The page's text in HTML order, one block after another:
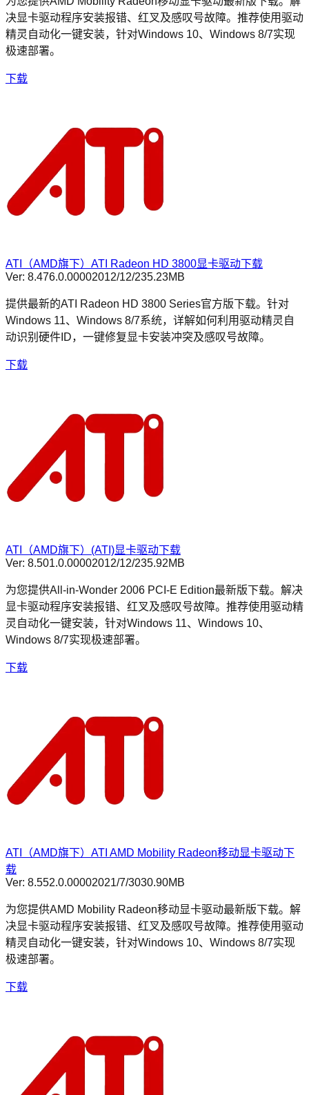
决显卡驱动程序安装报错、红叉及感叹号故障。推荐使用驱动
精灵自动化一键安装，针对Windows 10、Windows 8/7实现
极速部署。
下载
ATI（AMD旗下）ATI Radeon HD 3800显卡驱动下载
Ver: 8.476.0.00002012/12/235.23MB
提供最新的ATI Radeon HD 3800 Series官方版下载。针对
Windows 11、Windows 8/7系统，详解如何利用驱动精灵自
动识别硬件ID，一键修复显卡安装冲突及感叹号故障。
下载
ATI（AMD旗下）(ATI)显卡驱动下载
Ver: 8.501.0.00002012/12/235.92MB
为您提供All-in-Wonder 2006 PCI-E Edition最新版下载。解决
显卡驱动程序安装报错、红叉及感叹号故障。推荐使用驱动精
灵自动化一键安装，针对Windows 11、Windows 10、
Windows 8/7实现极速部署。
下载
ATI（AMD旗下）ATI AMD Mobility Radeon移动显卡驱动下
载
Ver: 8.552.0.00002021/7/3030.90MB
为您提供AMD Mobility Radeon移动显卡驱动最新版下载。解
决显卡驱动程序安装报错、红叉及感叹号故障。推荐使用驱动
精灵自动化一键安装，针对Windows 10、Windows 8/7实现
极速部署。
下载